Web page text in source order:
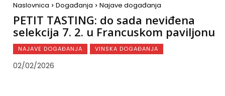
Naslovnica Događanja Najave događanja
PETIT TASTING: do sada neviđena
selekcija 7. 2. u Francuskom paviljonu
NAJAVE DOGAĐANJA VINSKA DOGAĐANJA
02/02/2026